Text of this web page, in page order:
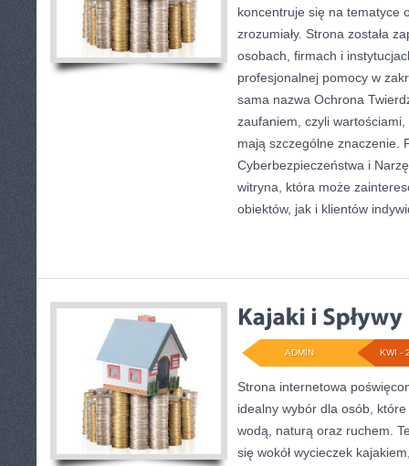
koncentruje się na tematyce
zrozumiały. Strona została
osobach, firmach i
profesjonalnej pomocy w
sama nazwa Ochrona
zaufaniem, czyli
mają szczególne znaczenie.
Cyberbezpieczeństwa i
witryna, która może
obiektów, jak i klientów
KWI -
ADMIN
Strona internetowa
idealny wybór dla osób,
wodą, naturą oraz ruchem.
się wokół wycieczek